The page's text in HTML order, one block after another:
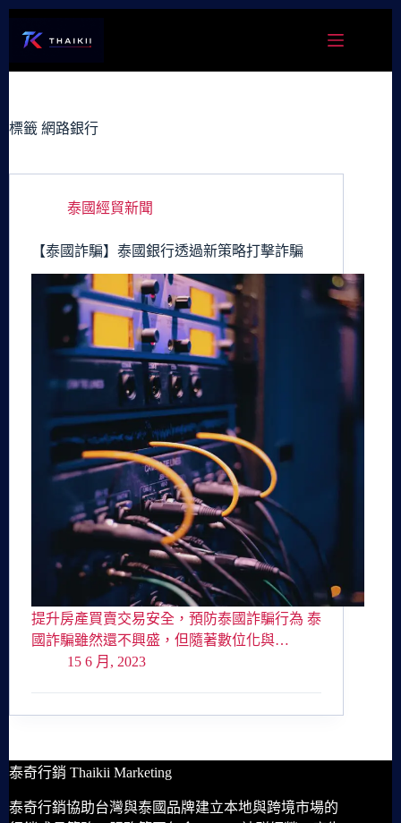
容
標籤 網路銀行
泰國經貿新聞
【泰國詐騙】泰國銀行透過新策略打擊詐騙
提升房產買賣交易安全，預防泰國詐騙行為 泰
國詐騙雖然還不興盛，但隨著數位化與…
15 6 月, 2023
泰奇行銷 Thaikii Marketing
泰奇行銷協助台灣與泰國品牌建立本地與跨境市場的